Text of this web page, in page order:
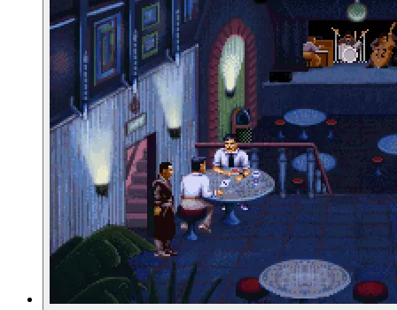
02:02:55 - Ist das gute Ende ein gutes Ende?
02:06:14 - Beyond a Steel Sky (2020)
02:07:21 - Sinnvolle Tode?
02:10:07 - Joey als unausgegorener Charakter
02:11:33 - Joeys Absturz
02:11:47 - Joeys Opfer